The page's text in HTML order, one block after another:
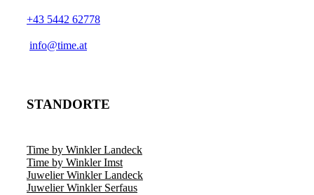
+43 5442 62778
­info@time.at
STANDORTE
Time by Winkler Landeck
Time by Winkler Imst
Juwelier Winkler Landeck
Juwelier Winkler Serfaus